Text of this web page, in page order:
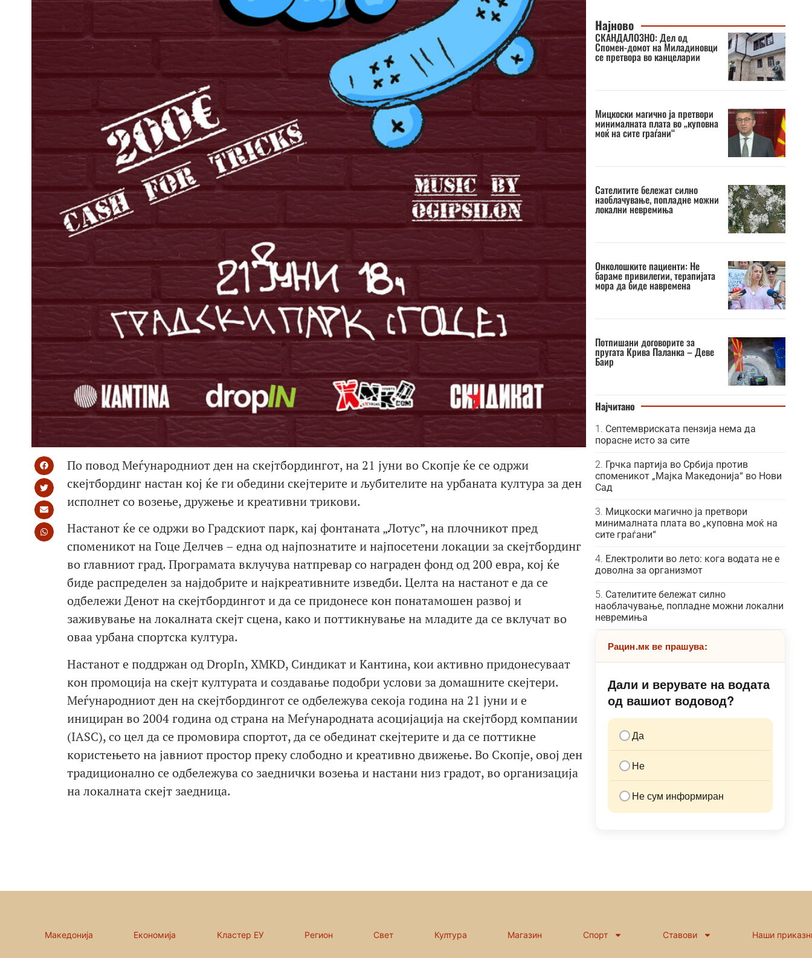
По повод Меѓународниот ден на скејтбордингот, на 21 јуни во Скопје ќе се одржи
скејтбординг настан кој ќе ги обедини скејтерите и љубителите на урбаната култура за ден
исполнет со возење, дружење и креативни трикови.
Настанот ќе се одржи во Градскиот парк, кај фонтаната „Лотус”, на плочникот пред
споменикот на Гоце Делчев – една од најпознатите и најпосетени локации за скејтбординг
во главниот град. Програмата вклучува натпревар со награден фонд од 200 евра, кој ќе
биде распределен за најдобрите и најкреативните изведби. Целта на настанот е да се
одбележи Денот на скејтбордингот и да се придонесе кон понатамошен развој и
заживување на локалната скејт сцена, како и поттикнување на младите да се вклучат во
оваа урбана спортска култура.
Настанот е поддржан од DropIn, XMKD, Синдикат и Кантина, кои активно придонесуваат
кон промоција на скејт културата и создавање подобри услови за домашните скејтери.
Меѓународниот ден на скејтбордингот се одбележува секоја година на 21 јуни и е
инициран во 2004 година од страна на Меѓународната асоцијација на скејтборд компании
(IASC), со цел да се промовира спортот, да се обединат скејтерите и да се поттикне
користењето на јавниот простор преку слободно и креативно движење. Во Скопје, овој ден
традиционално се одбележува со заеднички возења и настани низ градот, во организација
на локалната скејт заедница.
Најново
СКАНДАЛОЗНО: Дел од
Спомен-домот на Миладиновци
се претвора во канцеларии
Мицкоски магично ја претвори
минималната плата во „куповна
моќ на сите граѓани“
Сателитите бележат силно
наоблачување, попладне можни
локални невремиња
Онколошките пациенти: Не
бараме привилегии, терапијата
мора да биде навремена
Потпишани договорите за
пругата Крива Паланка – Деве
Баир
Најчитано
Септемвриската пензија нема да
порасне исто за сите
Грчка партија во Србија против
споменикот „Мајка Македонија“ во Нови
Сад
Мицкоски магично ја претвори
минималната плата во „куповна моќ на
сите граѓани“
Електролити во лето: кога водата не е
доволна за организмот
Сателитите бележат силно
наоблачување, попладне можни локални
невремиња
Рацин.мк ве прашува:
Дали и верувате на водата
од вашиот водовод?
Да
Не
Не сум информиран
Македонија Економија Кластер ЕУ Регион Свет Култура Магазин Спорт Ставови Наши